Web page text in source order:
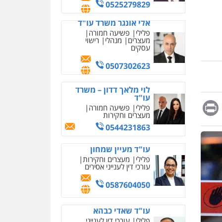
Message
Print
0525279829
אלי אונגר משרד עו"ד
פלילי פשיעה חמורה
מעצרים מנהלי רישוי
עסקים
0507302623
לוי מלאך דדון – משרד
עו"ד
פלילי פשיעה חמורה
מעצרים וחקירות
0544231863
עו"ד מעיין שמחון
פלילי מעצרים וחקירות
עורכי דין לענייני אסירים
0587604050
עו"ד שאדי כבהא
מחיקת כתבות מגוגל
ודחיקת אזכורים שליליים
שירותים מקצועיים לעורכי
דין
0522508109
אחסון אתרים
מהירות הגנה גיבוי
תמיכה שירותים מקצועיים
לעורכי דין
מרכז התחלה חדשה
אסירים עבירות מין
שירותים מקצועיים לעורכי
דין
0544500346
מאיה בלום, עו"ס,
טיפול ושיקום
טיפול בהתמכרויות
שירותים מקצועיים לעורכי
דין